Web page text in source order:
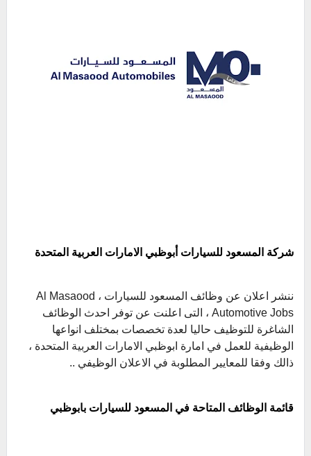
شركة المسعود للسيارات أبوظبي الامارات العربية المتحدة
ننشر اعلان عن وظائف المسعود للسيارات ، Al Masaood
Automotive Jobs ، التى اعلنت عن توفر احدث الوظائف
الشاغرة للتوظيف حاليا لعدة تخصصات بمختلف انواعها
الوظيفية للعمل في امارة ابوظبي الامارات العربية المتحدة ،
ذالك وفقا للمعايير المطلوبة في الاعلان الوظيفي ..
قائمة الوظائف المتاحة في المسعود للسيارات بابوظبي